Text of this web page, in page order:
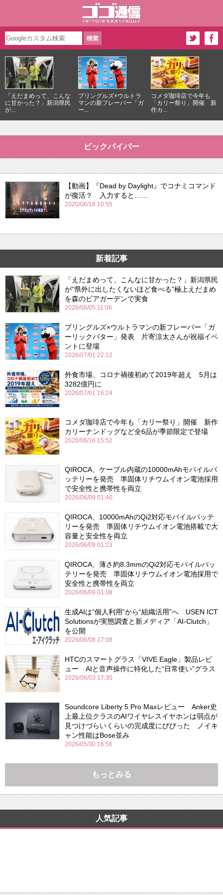
「えだまめって、こんな
に甘かった？」新潟県民
が...
プリングルズ×ウルトラ
マンの新フレーバー「ガ
ー...
コメダ珈琲店で今年も
「カリー祭り」開催 新
作カ...
ビックバイパー
【動画】『Dead by Daylight』でコナミコマンド
が復活？ 入力すると……
2020/06/18 10:55
新着記事
「えだまめって、こんなに甘かった？」新潟県民
が“県外に出したくないほど食べる”極上えだまめ
を森のビアガーデンで実食
2026/08/05 11:06
プリングルズ×ウルトラマンの新フレーバー「ガ
ーリックバター」発表 片寄涼太さんが祝福イベ
ントに登場
2026/07/01 22:12
外食市場、コロナ禍後初めて2019年超え 5月は
3282億円に
2026/07/01 16:24
コメダ珈琲店で今年も「カリー祭り」開催 新作
カリーナンドッグなど全6品が季節限定で登場
2026/06/16 15:52
QIROCA、ケーブル内蔵の10000mAhモバイルバ
ッテリーを発売 準固体リチウムイオン電池採用
で安全性と携帯性を両立
2026/06/09 01:40
QIROCA、10000mAhのQi2対応モバイルバッテ
リーを発売 準固体リチウムイオン電池搭載で大
容量と安全性を両立
2026/06/09 01:23
QIROCA、薄さ約8.3mmのQi2対応モバイルバッ
テリーを発売 準固体リチウムイオン電池採用で
安全性と携帯性を両立
2026/06/09 01:08
生成AIは“個人利用”から“組織活用”へ USEN ICT
Solutionsが実態調査と新メディア「AI-Clutch」
を公開
2026/06/08 17:08
HTCのスマートグラス「VIVE Eagle」製品レビ
ュー AIと音声操作に特化した“日常使い”グラス
2026/06/03 17:30
Soundcore Liberty 5 Pro Maxレビュー Anker史
上最上位クラスのAIワイヤレスイヤホンは弱点が
見つけづらいくらいの完成度にびびった ノイキ
ャン性能はBose並み
2026/05/30 16:56
もっとみる
人気記事